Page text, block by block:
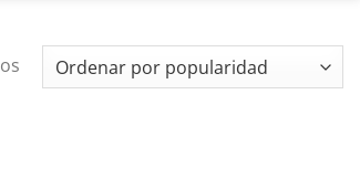
Ordenado
por